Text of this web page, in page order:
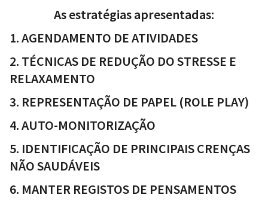
As estratégias apresentadas:
1. AGENDAMENTO DE ATIVIDADES
2. TÉCNICAS DE REDUÇÃO DO STRESSE E
RELAXAMENTO
3. REPRESENTAÇÃO DE PAPEL (ROLE PLAY)
4. AUTO-MONITORIZAÇÃO
5. IDENTIFICAÇÃO DE PRINCIPAIS CRENÇAS
NÃO SAUDÁVEIS
6. MANTER REGISTOS DE PENSAMENTOS